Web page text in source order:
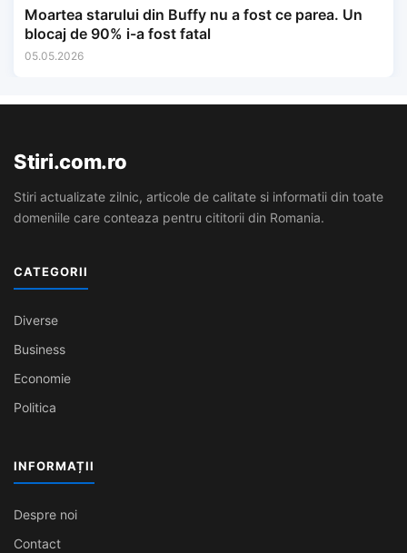
Moartea starului din Buffy nu a fost ce parea. Un
blocaj de 90% i-a fost fatal
05.05.2026
Stiri.com.ro
Stiri actualizate zilnic, articole de calitate si informatii din toate
domeniile care conteaza pentru cititorii din Romania.
CATEGORII
Diverse
Business
Economie
Politica
INFORMAȚII
Despre noi
Contact